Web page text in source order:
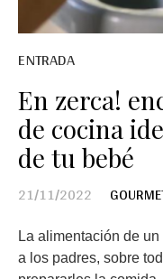
ENTRADA
En zerca!
de cocina
de tu bebé
21/11/2022
La alimentación de
a los padres, sobre